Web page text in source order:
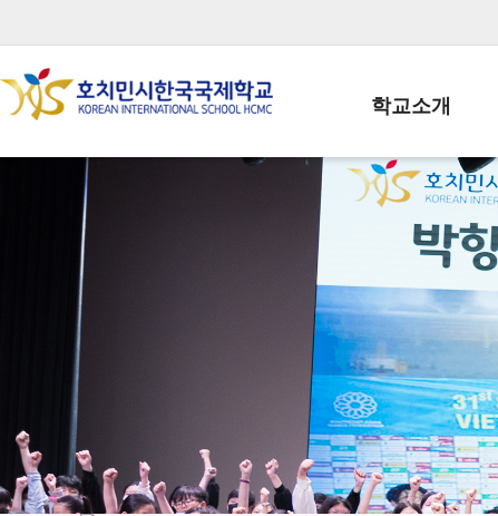
학교소개
학교장인사말
학교상징
학교연혁
교직원현황
학생현황
위치/전화
전경사진